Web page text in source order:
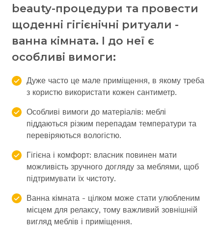
beauty-процедури та провести
щоденні гігієнічні ритуали -
ванна кімната. І до неї є
особливі вимоги:
Дуже часто це мале приміщення, в якому треба
з користю використати кожен сантиметр.
Особливі вимоги до матеріалів: меблі
піддаються різким перепадам температури та
перевіряються вологістю.
Гігієна і комфорт: власник повинен мати
можливість зручного догляду за меблями, щоб
підтримувати їх чистоту.
Ванна кімната - цілком може стати улюбленим
місцем для релаксу, тому важливий зовнішній
вигляд меблів і приміщення.